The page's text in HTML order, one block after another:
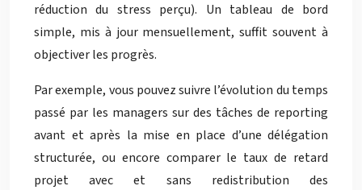
réduction du stress perçu). Un tableau de bord
simple, mis à jour mensuellement, suffit souvent à
objectiver les progrès.
Par exemple, vous pouvez suivre l’évolution du temps
passé par les managers sur des tâches de reporting
avant et après la mise en place d’une délégation
structurée, ou encore comparer le taux de retard
projet avec et sans redistribution des